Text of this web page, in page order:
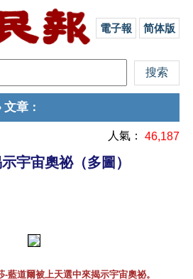
電子報 简体版
文章 ：
人氣： 46,187
宇宙奧祕（多圖）
藍道爾被上天選中來揭示宇宙奧祕。